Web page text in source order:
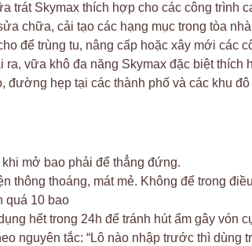
trát Skymax thích hợp cho các công trình
chữa, cải tạo các hạng mục trong tòa
để trùng tu, nâng cấp hoặc xây mới các
vữa khô đa năng Skymax đặc biệt thích
đường hẹp tại các thành phố và các khu đô
mở bao phải để thẳng đứng.
thông thoáng, mát mẻ. Không để trong
quá 10 bao
hết trong 24h để tránh hút ẩm gây vón
nguyên tắc: “Lô nào nhập trước thì dùng